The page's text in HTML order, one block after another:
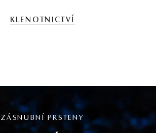
KLENOTNICTVÍ
ZÁSNUBNÍ PRSTENY